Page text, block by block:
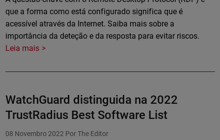
que a forma como está configurado significa que é
acessível através da Internet. Saiba mais sobre a
importância da deteção e da resposta para evitar riscos.
Leia mais
WatchGuard distinguida na 2022
TrustRadius Best Software List
08 Novembro 2022 Por The Editor